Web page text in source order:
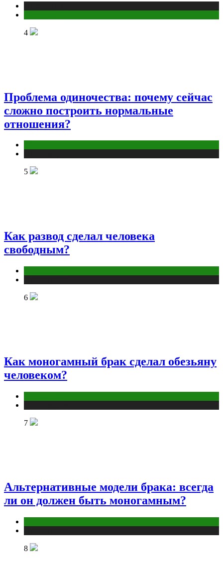
4
Проблема одиночества: почему сейчас
сложно построить нормальные
отношения?
5
Как развод сделал человека
свободным?
6
Как моногамный брак сделал обезьяну
человеком?
7
Альтернативные модели брака: всегда
ли он должен быть моногамным?
8